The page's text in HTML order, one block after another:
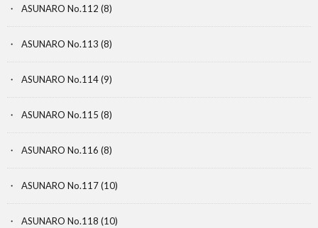
ASUNARO No.112 (8)
ASUNARO No.113 (8)
ASUNARO No.114(9)
ASUNARO No.115 (8)
ASUNARO No.116 (8)
ASUNARO No.117(10)
ASUNARO No.118 (10)